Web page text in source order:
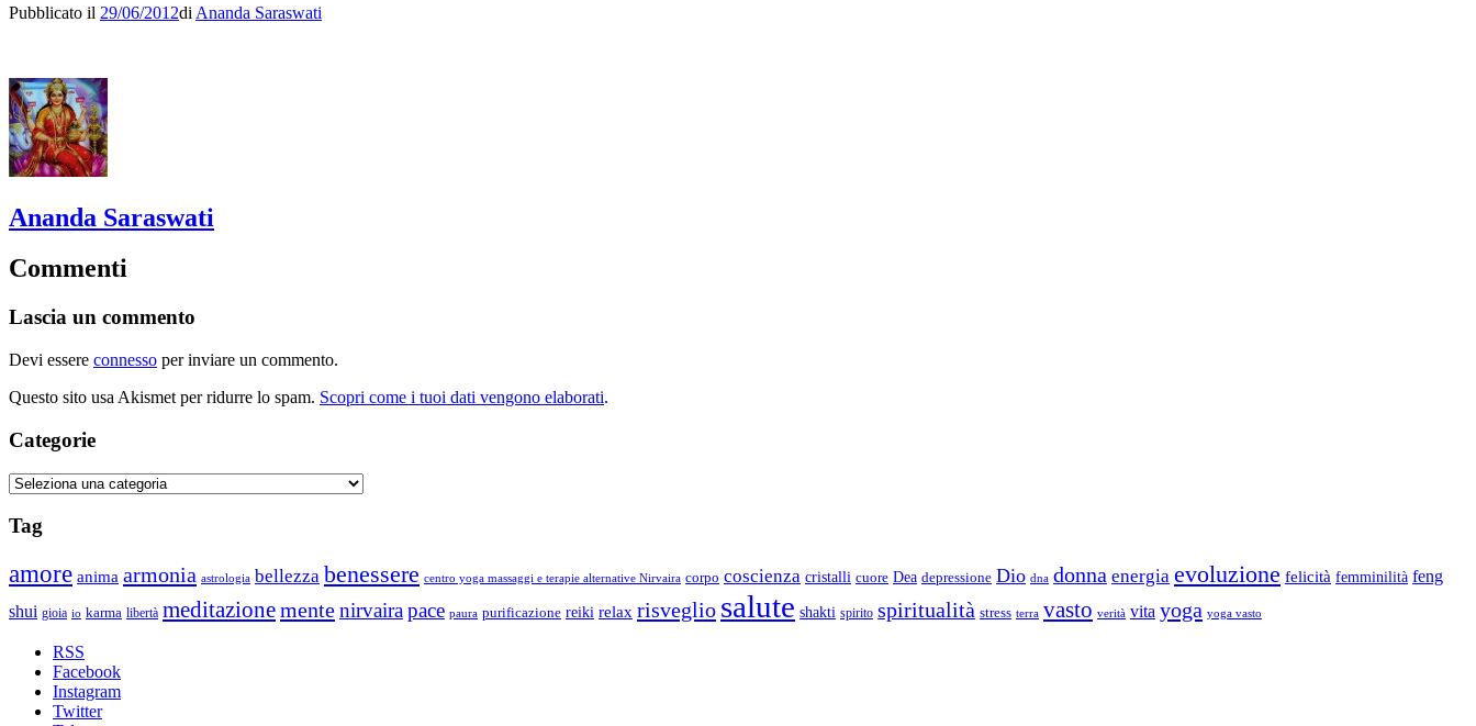
Pubblicato il 29/06/2012di Ananda Saraswati
Ananda Saraswati
Commenti
Lascia un commento
Devi essere connesso per inviare un commento.
Questo sito usa Akismet per ridurre lo spam. Scopri come i tuoi dati vengono elaborati.
Categorie
Categorie
Tag
amore anima armonia astrologia bellezza benessere centro yoga massaggi e terapie alternative Nirvaira corpo coscienza cristalli cuore Dea depressione Dio dna donna energia evoluzione felicità femminilità feng
shui gioia io karma libertà meditazionementenirvairapace paura purificazione reiki relax risveglio salute shakti spirito spiritualità stress terra vasto verità vita yoga yoga vasto
RSS
Facebook
Instagram
Twitter